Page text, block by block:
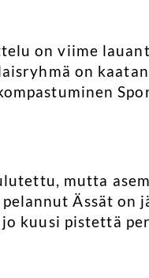
on viime
on
mutta
Ässät on
kuusi pistettä